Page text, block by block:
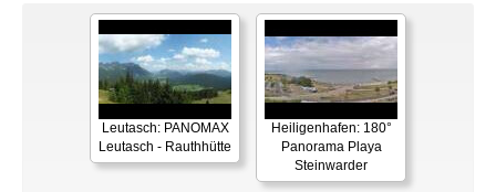
Leutasch: PANOMAX
Leutasch - Rauthhütte
Heiligenhafen: 180°
Panorama Playa
Steinwarder